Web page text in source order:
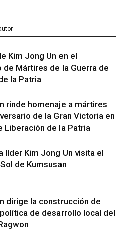
Kim Jong Un en el
de Mártires de la Guerra de
la Patria
rinde homenaje a mártires
de la Gran Victoria en
Liberación de la Patria
líder Kim Jong Un visita el
de Kumsusan
dirige la construcción de
de desarrollo local del